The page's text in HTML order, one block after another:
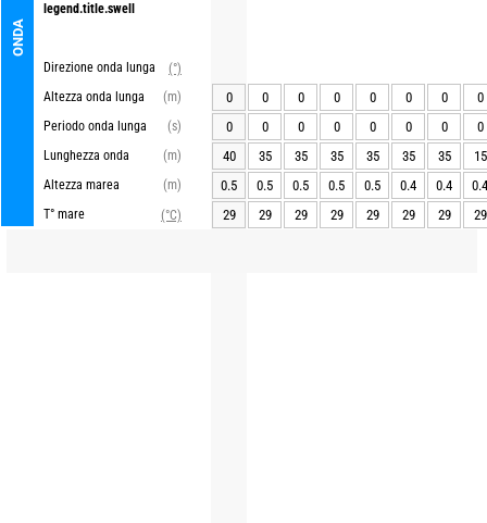
ONDA
legend.title.swell
Direzione onda lunga
(°)
Altezza onda lunga
(m)
Periodo onda lunga
(s)
Lunghezza onda
(m)
Altezza marea
(m)
T° mare
(°C)
0 0 0 0 0 0 0
0
0
0 0 0 0 0 0
0
40
35 35 35 35 35 35
15
0.5
0.5 0.5 0.5 0.5 0.4 0.4
0.4
29
29 29 29 29 29 29 29